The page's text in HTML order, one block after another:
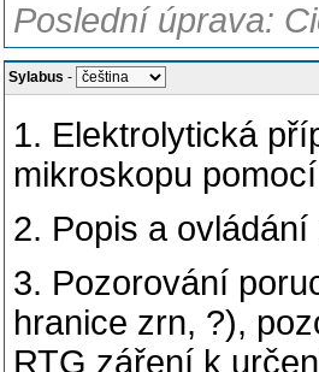
Poslední úprava:
Sylabus -
1. Elektrolytická
mikroskopu
2. Popis a
3. Pozorování
hranice zrn, ?),
RTG záření k